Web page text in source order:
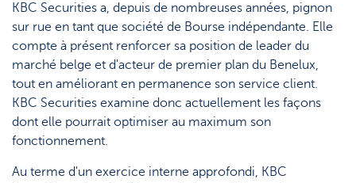
Plateformes
Stratégie & Analyse
Support
Documents
Questions fréquemment posées
Lexique
KBC Securities a, depuis de nombreuses années, pignon
sur rue en tant que société de Bourse indépendante. Elle
compte à présent renforcer sa position de leader du
marché belge et d'acteur de premier plan du Benelux,
tout en améliorant en permanence son service client.
KBC Securities examine donc actuellement les façons
dont elle pourrait optimiser au maximum son
fonctionnement.
Au terme d'un exercice interne approfondi, KBC